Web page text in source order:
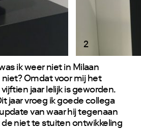
2
ik weer niet in Milaan
Omdat voor mij het
jaar lelijk is geworden.
jaar vroeg ik goede collega
van waar hij tegenaan
niet te stuiten ontwikkeling